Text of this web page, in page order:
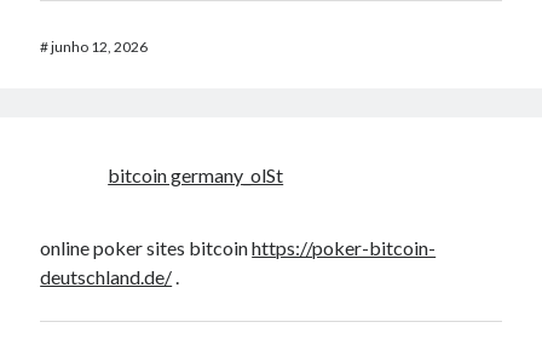
#junho 12, 2026
bitcoin germany_olSt
online poker sites bitcoinhttps://poker-bitcoin-
deutschland.de/.